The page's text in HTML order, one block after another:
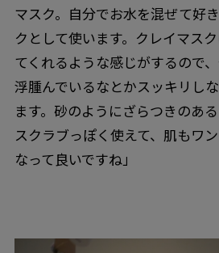
マスク。自分でお水を混ぜて好
クとして使います。クレイマス
てくれるような感じがするので
浮腫んでいるなとかスッキリし
ます。砂のようにざらつきのあ
スクラブっぽく使えて、肌もワ
なって良いですね」